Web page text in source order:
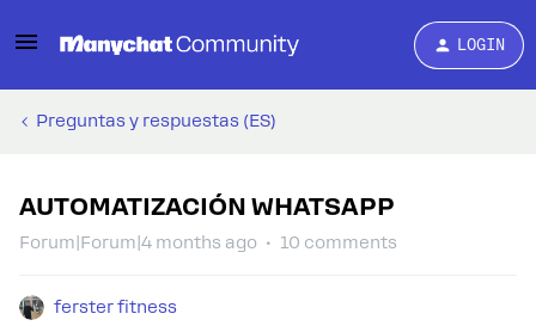
LOGIN
Preguntas y respuestas (ES)
AUTOMATIZACIÓN WHATSAPP
Forum|Forum|4 months ago 10 comments
ferster fitness